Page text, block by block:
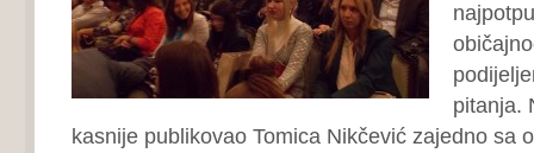
pitanja.
kasnije publikovao Tomica Nikčević zajedno sa